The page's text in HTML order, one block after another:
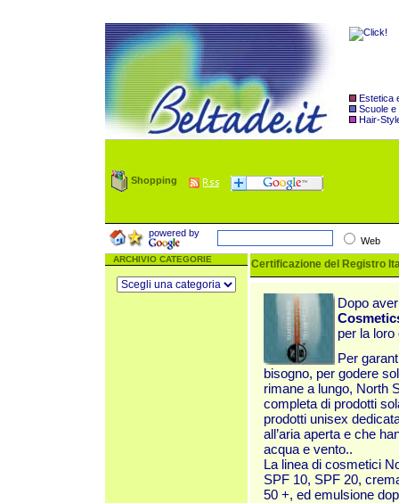
Estetica
Scuole e
Hair-
Shopping
powered by
Web
ARCHIVIO CATEGORIE Certificazione del Registro
Dopo
per la
Per
bisogno, per godere
rimane a lungo, North
completa di prodotti
prodotti unisex
all’aria aperta e che
acqua e vento..
La linea di cosmetici
SPF 10, SPF 20,
50 +, ed emulsione